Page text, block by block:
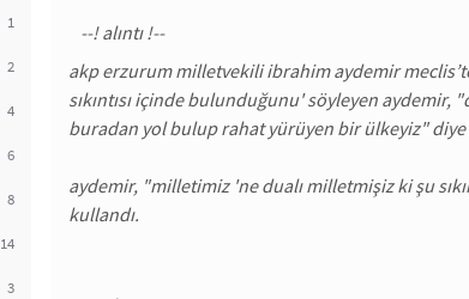
1
2
4
6
8
14
3
akp erzurum milletvekili ibrahim aydemir
sıkıntısı içinde bulunduğunu' söyleyen aydemir,
buradan yol bulup rahat yürüyen bir ülkeyiz"
aydemir, "milletimiz 'ne dualı milletmişiz ki şu
kullandı.